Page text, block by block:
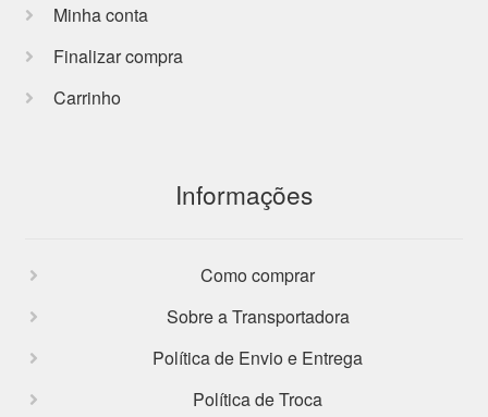
Minha conta
Finalizar compra
Carrinho
Informações
Como comprar
Sobre a Transportadora
Política de Envio e Entrega
Política de Troca